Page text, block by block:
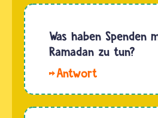
darf
fasten,
tun, im
Koran
lesen und
Was haben Spenden
Ramadan zu tun?
Ramadan